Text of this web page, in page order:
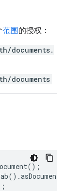
范围的授权：
documents.
documents
();
().